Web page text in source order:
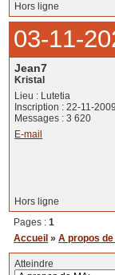
Hors ligne
03-11-
Jean7
Kristal
Lieu : Lutetia
Inscription : 22-11-2009
Messages : 3 620
E-mail
Hors ligne
Pages :1
Accueil »A propos de
Atteindre